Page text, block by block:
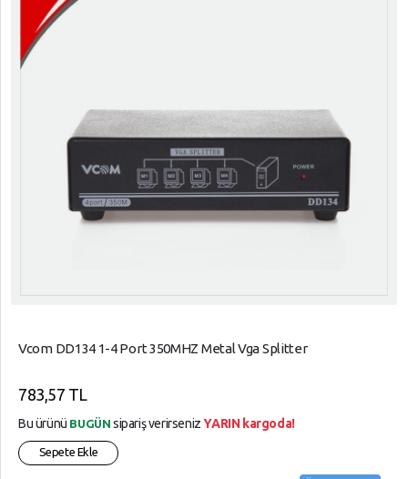
Vcom DD134 1-4 Port 350MHZ Metal Vga Splitter
783,57 TL
Bu ürünü BUGÜN sipariş verirsenizYARIN kargoda!
Sepete Ekle